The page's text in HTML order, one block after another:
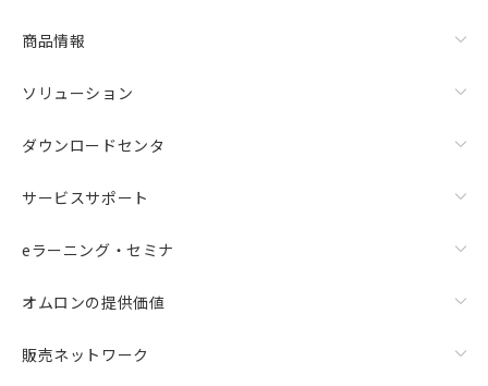
商品情報
ソリューション
ダウンロードセンタ
サービスサポート
eラーニング・セミナ
オムロンの提供価値
販売ネットワーク